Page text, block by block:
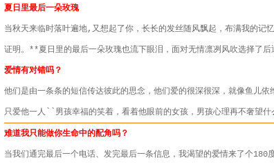
夏日里最后一朵玫瑰
当秋天来临时落叶遍地,又想起了你，长长的发丝随风飘起，布满我的记
证明。**夏日里的最后一朵玫瑰也流下眼泪，面对无情凛冽风吹选择了
爱情有对错吗？
他们是由一条条的短信传达彼此的思念，他们爱的很深很深，就像鱼儿
只爱他一人``男孩幸福的笑着，看着他眼前的女孩，男孩心理再不奢望
难道我只能做你生命中的配角吗？
当我们通完最后一个电话、发完最后一条信息，我渴望的爱情来了个